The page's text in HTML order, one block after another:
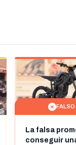
FALSO
La falsa
conseguir